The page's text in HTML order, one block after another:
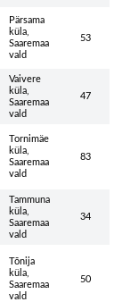
Pärsama
küla,
Saaremaa
vald
53
Vaivere
küla,
Saaremaa
vald
47
Tornimäe
küla,
Saaremaa
vald
83
Tammuna
küla,
Saaremaa
vald
34
Tõnija
küla,
Saaremaa
vald
50